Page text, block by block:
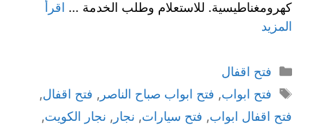
كهرومغناطيسية. للاستعلام وطلب الخدمة … اقرأ
المزيد
فتح اقفال
فتح ابواب, فتح ابواب صباح الناصر , فتح اقفال,
فتح اقفال ابواب, فتح سيارات, نجار , نجار الكويت,